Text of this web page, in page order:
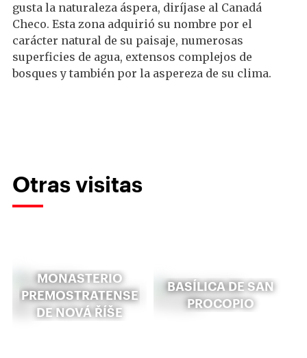
gusta la naturaleza áspera, diríjase al Canadá
Checo. Esta zona adquirió su nombre por el
carácter natural de su paisaje, numerosas
superficies de agua, extensos complejos de
bosques y también por la aspereza de su clima.
Otras visitas
MONASTERIO
PREMOSTRATENSE
DE NOVÁ ŘÍŠE
BASÍLICA DE SAN
PROCOPIO